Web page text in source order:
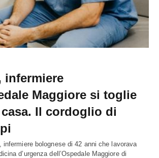
infermiere
Maggiore si toglie
Il cordoglio di
infermiere bolognese di 42 anni che lavorava
d’urgenza dell’Ospedale Maggiore di